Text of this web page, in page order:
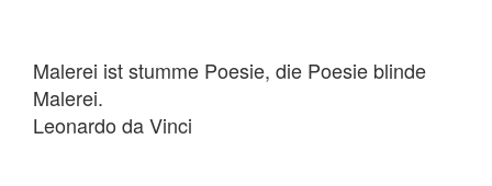
Malerei ist stumme Poesie, die Poesie blinde
Malerei.
Leonardo da Vinci